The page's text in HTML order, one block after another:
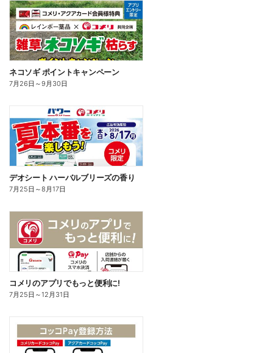
ネコソギ ポイントキャンペーン
7月26日 ～9月30日
デオシート ハーバルブリーズの香り
7月25日 ～8月17日
コメリのアプリでもっと便利に!
7月25日 ～12月31日